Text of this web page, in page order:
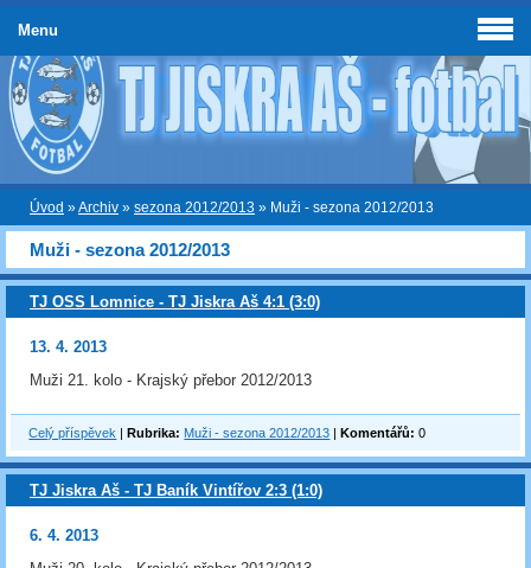
Úvod »Archiv » sezona 2012/2013 » Muži - sezona 2012/2013
Muži - sezona 2012/2013
TJ OSS Lomnice - TJ Jiskra Aš 4:1 (3:0)
13. 4. 2013
Muži 21. kolo - Krajský přebor 2012/2013
Celý příspěvek |Rubrika: Muži - sezona 2012/2013 |Komentářů: 0
TJ Jiskra Aš - TJ Baník Vintířov 2:3 (1:0)
6. 4. 2013
Menu